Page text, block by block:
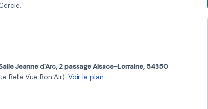
Jeanne d'Arc, 2 passage Alsace-Lorraine, 54350
Belle Vue Bon Air). Voir le plan.